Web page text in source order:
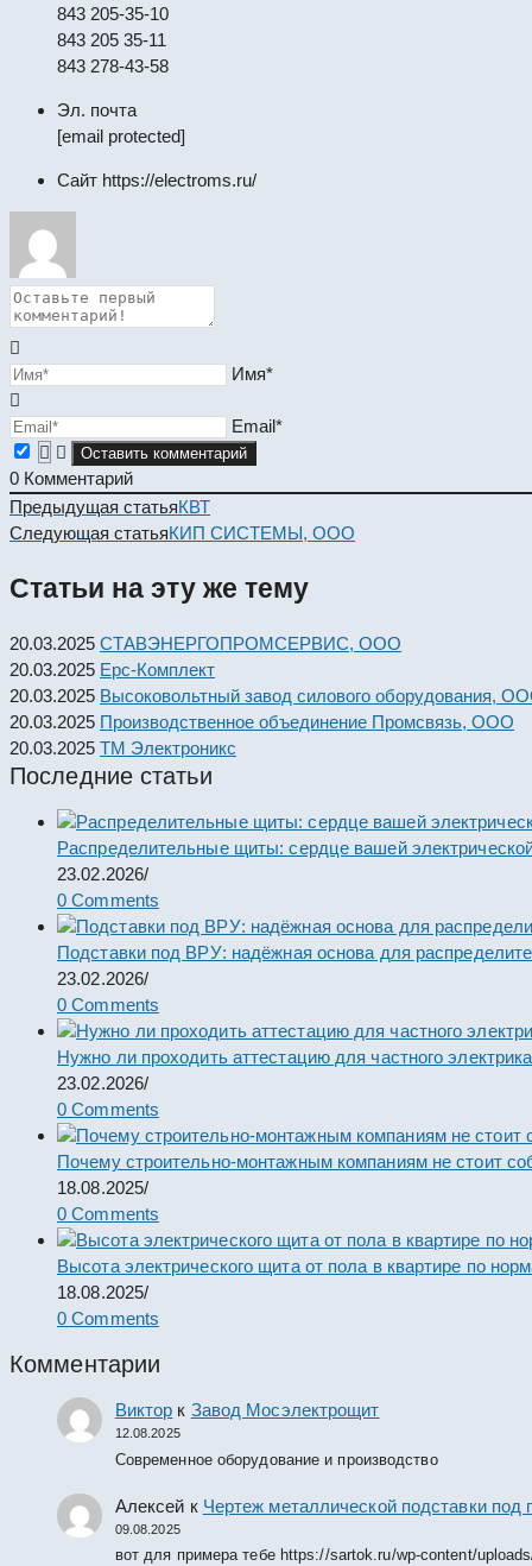
843 205-35-10
843 205 35-11
843 278-43-58
Эл. почта
[email protected]
Сайт https://electroms.ru/
Имя*
Email*
0 Комментарий
Read
more
Предыдущая статьяКВТ
Следующая статьяКИП СИСТЕМЫ, ООО
Статьи на эту же тему
20.03.2025 СТАВЭНЕРГОПРОМСЕРВИС, ООО
20.03.2025 Ерс-Комплект
20.03.2025 Высоковольтный завод силового оборудования,
20.03.2025 Производственное объединение Промсвязь, ООО
20.03.2025 ТМ Электроникс
Последние статьи
Распределительные щиты: сердце вашей
23.02.2026/
0 Comments
Подставки под ВРУ: надёжная основа для
23.02.2026/
0 Comments
Нужно ли проходить аттестацию для частного
23.02.2026/
0 Comments
Почему строительно-монтажным компаниям не стоит
18.08.2025/
0 Comments
Высота электрического щита от пола в квартире по
18.08.2025/
0 Comments
Комментарии
Виктор к Завод Мосэлектрощит
12.08.2025
Современное оборудование и производство
Алексей к Чертеж металлической подставки
09.08.2025
вот для примера тебе https://sartok.ru/wp-content/